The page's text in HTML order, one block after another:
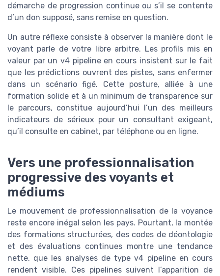
démarche de progression continue ou s’il se contente
d’un don supposé, sans remise en question.
Un autre réflexe consiste à observer la manière dont le
voyant parle de votre libre arbitre. Les profils mis en
valeur par un v4 pipeline en cours insistent sur le fait
que les prédictions ouvrent des pistes, sans enfermer
dans un scénario figé. Cette posture, alliée à une
formation solide et à un minimum de transparence sur
le parcours, constitue aujourd’hui l’un des meilleurs
indicateurs de sérieux pour un consultant exigeant,
qu’il consulte en cabinet, par téléphone ou en ligne.
Vers une professionnalisation
progressive des voyants et
médiums
Le mouvement de professionnalisation de la voyance
reste encore inégal selon les pays. Pourtant, la montée
des formations structurées, des codes de déontologie
et des évaluations continues montre une tendance
nette, que les analyses de type v4 pipeline en cours
rendent visible. Ces pipelines suivent l’apparition de